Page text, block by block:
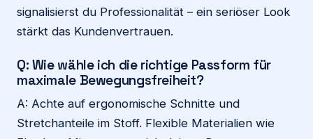
signalisierst du Professionalität – ein seriöser Look
stärkt das Kundenvertrauen.
Q: Wie wähle ich die richtige Passform für
maximale Bewegungsfreiheit?
A: Achte auf ergonomische Schnitte und
Stretchanteile im Stoff. Flexible Materialien wie